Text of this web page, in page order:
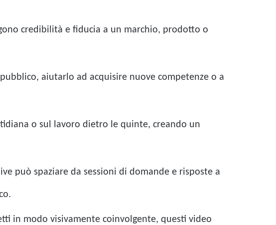
credibilità e fiducia a un marchio, prodotto o
aiutarlo ad acquisire nuove competenze o a
o sul lavoro dietro le quinte, creando un
può spaziare da sessioni di domande e risposte a
in modo visivamente coinvolgente, questi video